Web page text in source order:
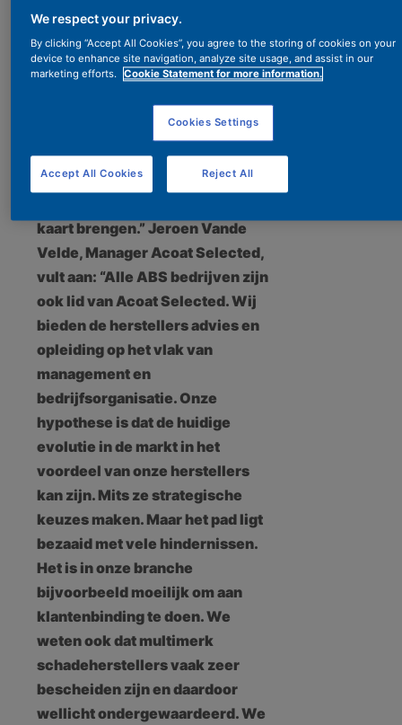
dit onderzoek lieten uitvoeren:
“ABS groepeert in België meer
dan 60 multimerkherstellers
van hoge kwaliteit. Wij
verdedigen hun belangen bij de
grote aankopers en
ondersteunen het imago van
onze leden. We zien heel wat
kaart brengen.” Jeroen Vande
Velde, Manager Acoat Selected,
vult aan: “Alle ABS bedrijven zijn
ook lid van Acoat Selected. Wij
bieden de herstellers advies en
opleiding op het vlak van
management en
bedrijfsorganisatie. Onze
hypothese is dat de huidige
evolutie in de markt in het
voordeel van onze herstellers
kan zijn. Mits ze strategische
keuzes maken. Maar het pad ligt
bezaaid met vele hindernissen.
Het is in onze branche
bijvoorbeeld moeilijk om aan
klantenbinding te doen. We
weten ook dat multimerk
schadeherstellers vaak zeer
bescheiden zijn en daardoor
wellicht ondergewaardeerd. We
We respect your privacy.
By clicking “Accept All Cookies”, you agree to the storing of cookies on your
device to enhance site navigation, analyze site usage, and assist in our
marketing efforts. Cookie Statement for more information.
Cookies Settings
Reject All
Accept All Cookies